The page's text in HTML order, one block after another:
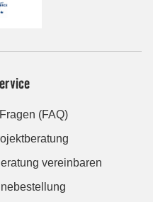
(FAQ)
vereinbaren